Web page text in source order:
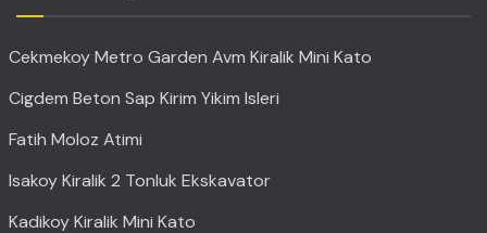
Cekmekoy Metro Garden Avm Kiralik Mini Kato
Cigdem Beton Sap Kirim Yikim Isleri
Fatih Moloz Atimi
Isakoy Kiralik 2 Tonluk Ekskavator
Kadikoy Kiralik Mini Kato